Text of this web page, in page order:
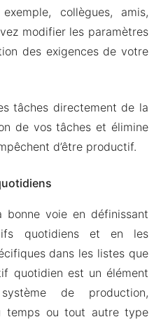
collègues, amis,
modifier les paramètres
des exigences de votre
tâches directement de la
de vos tâches et élimine
d’être productif.
bonne voie en définissant
quotidiens et en les
dans les listes que
quotidien est un élément
de production,
temps ou tout autre type